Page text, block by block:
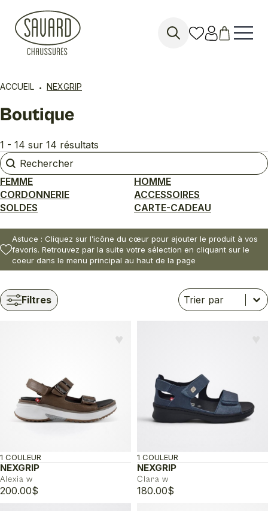
ACCUEIL NEXGRIP
Boutique
1 - 14 sur 14 résultats
Rechercher
Rechercher
FEMME
HOMME
CORDONNERIE
ACCESSOIRES
SOLDES
CARTE-CADEAU
Astuce : Cliquez sur l’icône du cœur pour ajouter le produit à vos
favoris. Retrouvez par la suite votre sélection en cliquant sur le
coeur dans le menu principal au haut de la page
Filtres Trier
Trier le contenu
Trier le contenu
♥︎
NEXGRIP
Alexia w
1 COULEUR
200.00$
NEXGRIP
Clara w
1 COULEUR
180.00$